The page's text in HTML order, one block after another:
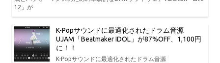
12」が
K-Popサウンドに最適化されたドラム音源
UJAM「Beatmaker IDOL」が87%OFF、1,100円
に！！
K-Popサウンドに最適化されたドラム音源